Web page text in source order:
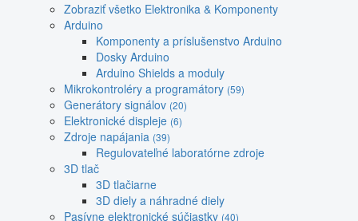
Zobraziť všetko Elektronika & Komponenty
Arduino
Komponenty a príslušenstvo Arduino
Dosky Arduino
Arduino Shields a moduly
Mikrokontroléry a programátory (59)
Generátory signálov (20)
Elektronické displeje (6)
Zdroje napájania (39)
Regulovateľné laboratórne zdroje
3D tlač
3D tlačiarne
3D diely a náhradné diely
Pasívne elektronické súčiastky (40)